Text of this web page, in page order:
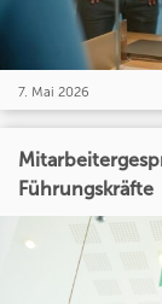
7. Mai 2026
Führungskräfte